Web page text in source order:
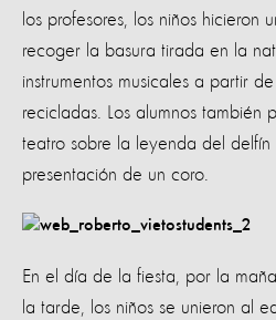
los profesores, los niños hicieron
recoger la basura tirada en la
instrumentos musicales a partir
recicladas. Los alumnos también
teatro sobre la leyenda del delfín
presentación de un coro.
En el día de la fiesta, por la
la tarde, los niños se unieron al